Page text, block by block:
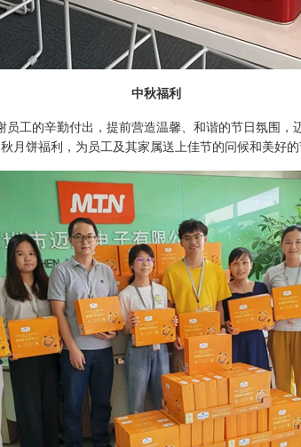
中秋福利
工的辛勤付出，提前营造温馨、和谐的节日氛围，
月饼福利，为员工及其家属送上佳节的问候和美好的